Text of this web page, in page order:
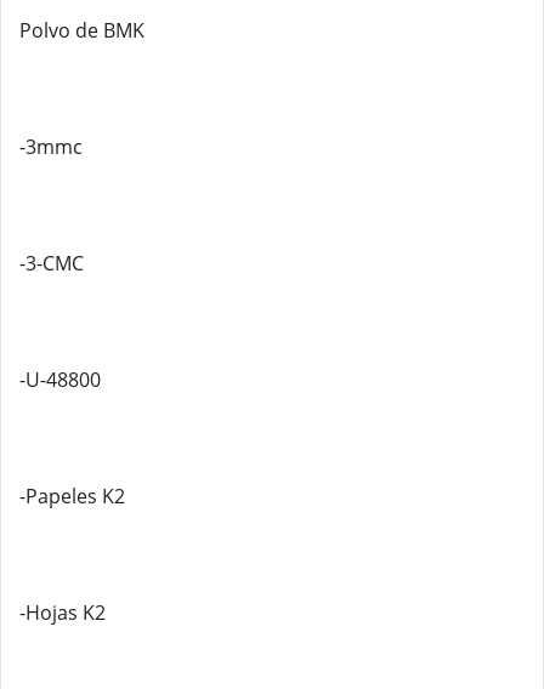
Polvo de BMK
-3mmc
-3-CMC
-U-48800
-Papeles K2
-Hojas K2